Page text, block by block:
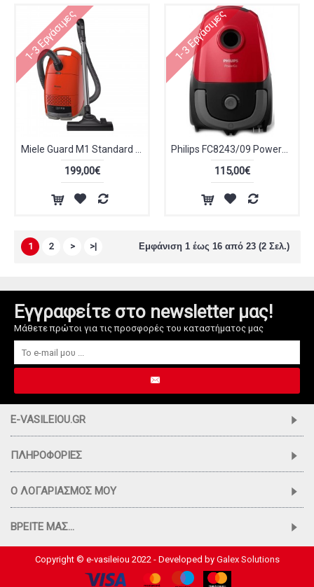
1-3 Εργάσιμες
199,00€
1-3 Εργάσιμες
115,00€
1 2 > >| Εμφάνιση 1 έως 16 από 23 (2 Σελ.)
Εγγραφείτε στο newsletter μας!
Μάθετε πρώτοι για τις προσφορές του καταστήματος μας
E-VASILEIOU.GR
ΠΛΗΡΟΦΟΡΊΕΣ
Ο ΛΟΓΑΡΙΑΣΜΌΣ ΜΟΥ
ΒΡΕΊΤΕ ΜΑΣ...
Copyright © e-vasileiou 2022 - Developed by Galex Solutions